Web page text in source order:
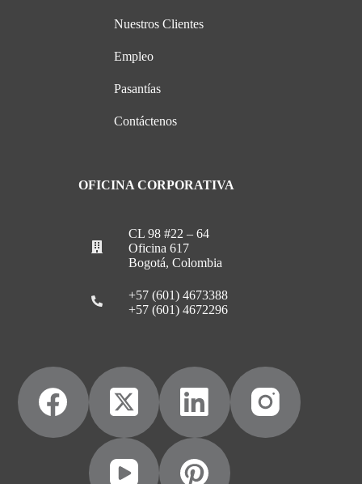
Nuestros Clientes
Empleo
Pasantías
Contáctenos
OFICINA CORPORATIVA
CL 98 #22 – 64
Oficina 617
Bogotá, Colombia
+57 (601) 4673388
+57 (601) 4672296